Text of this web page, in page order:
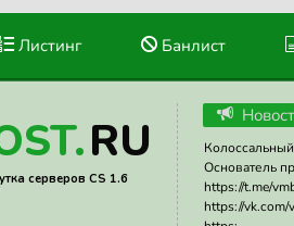
Листинг Банлист
RU
серверов CS 1.6
Основатель
https://t.me/
https://vk.com/